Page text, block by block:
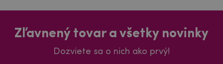
Zľavnený tovar a všetky novinky
Dozviete sa o nich ako prvý!